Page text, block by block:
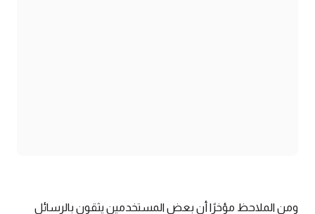
ومن الملاحظ مؤخرًا أن بعض المستخدمين يثقون بالرسائل